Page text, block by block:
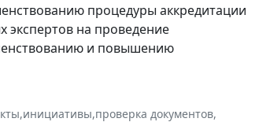
процедуры аккредитации
на проведение
и повышению
,инициативы,проверка документов,